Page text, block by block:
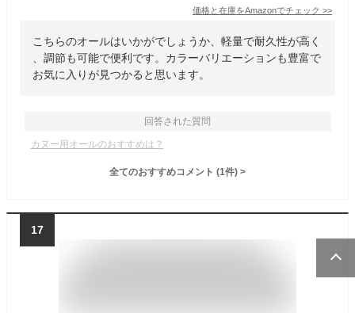
価格と在庫をAmazonでチェック >>
こちらのオールはいかがでしょうか、軽量で耐久性が高く
、調節も可能で便利です。カラーバリエーションも豊富で
お気に入りが見つかると思います。
回答された質問
カヌー用オールのおすすめは？
全てのおすすめコメント (1件) >
17